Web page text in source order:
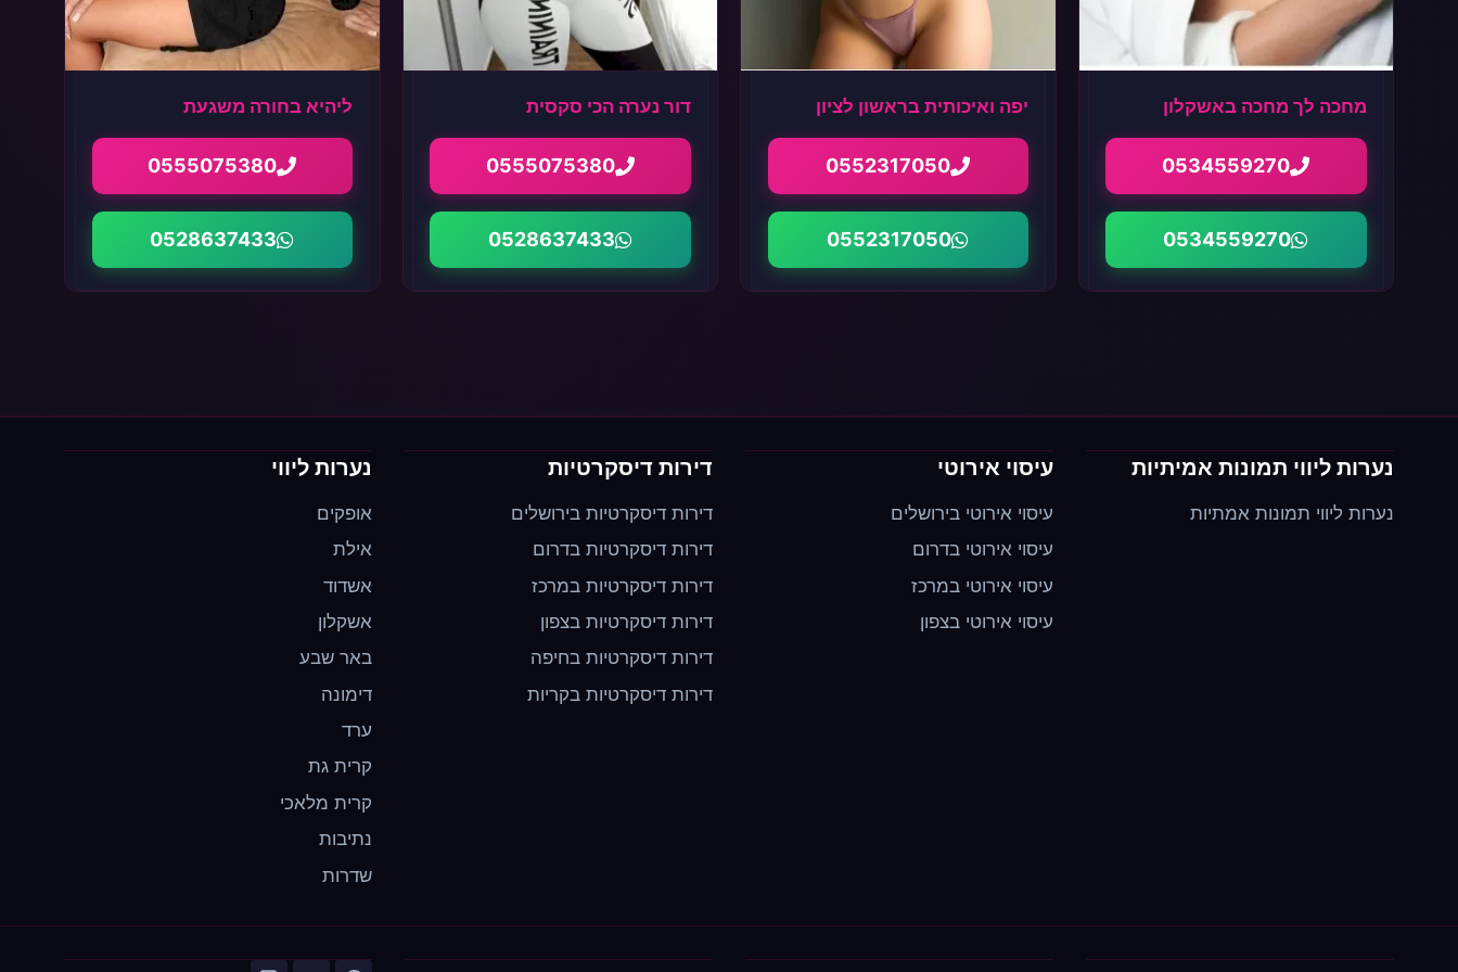
מחכה לך מחכה באשקלון
0534559270
0534559270
יפה ואיכותית בראשון לציון
0552317050
0552317050
דור נערה הכי סקסית
0555075380
0528637433
ליהיא בחורה משגעת
0555075380
0528637433
נערות ליווי תמונות אמיתיות
נערות ליווי תמונות אמתיות
עיסוי אירוטי
עיסוי אירוטי בירושלים
עיסוי אירוטי בדרום
עיסוי אירוטי במרכז
עיסוי אירוטי בצפון
דירות דיסקרטיות
דירות דיסקרטיות בירושלים
דירות דיסקרטיות בדרום
דירות דיסקרטיות במרכז
דירות דיסקרטיות בצפון
דירות דיסקרטיות בחיפה
דירות דיסקרטיות בקריות
נערות ליווי
אופקים
אילת
אשדוד
אשקלון
באר שבע
דימונה
ערד
קרית גת
קרית מלאכי
נתיבות
שדרות